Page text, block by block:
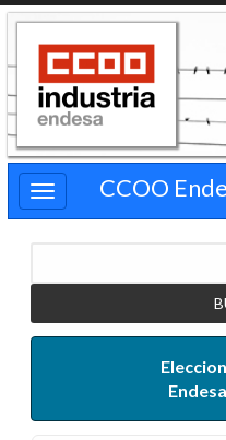
Pasar
contenido
principal
CCOO